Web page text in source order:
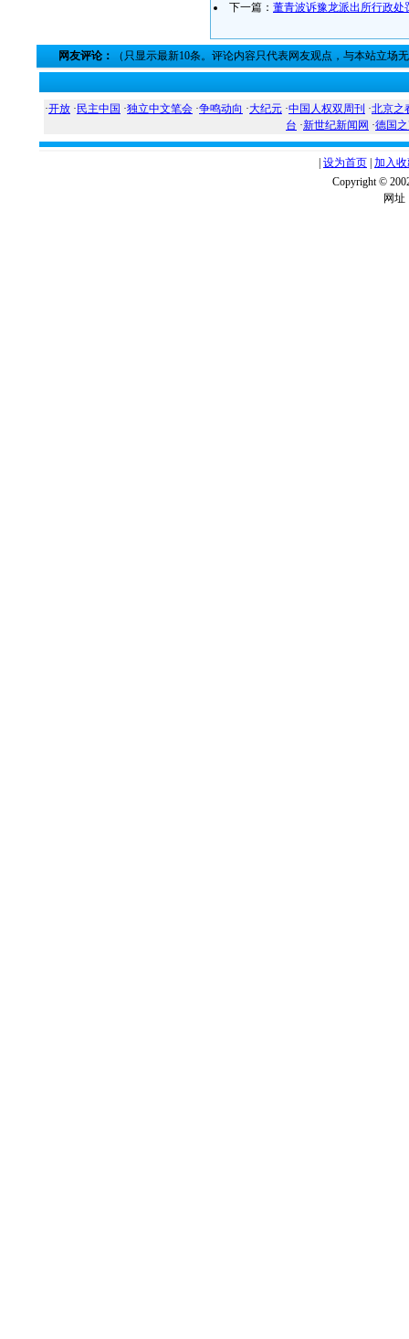
下一篇： 董青波诉豫龙派出所行政处
网友评论： （只显示最新10条。评论内容只代表网友观点，与本站立场
·开放 · 民主中国 ·独立中文笔会 ·争鸣动向 ·大纪元 ·中国人权双周刊 ·北京之
台 ·新世纪新闻网 ·德国
设为首页 加入
Copyright ©
网址